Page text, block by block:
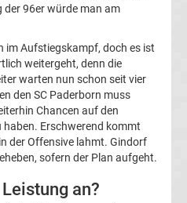
der 96er würde man am
im Aufstiegskampf, doch es ist
weitergeht, denn die
warten nun schon seit vier
den SC Paderborn muss
Chancen auf den
Erschwerend kommt
der Offensive lahmt. Gindorf
sofern der Plan aufgeht.
an?